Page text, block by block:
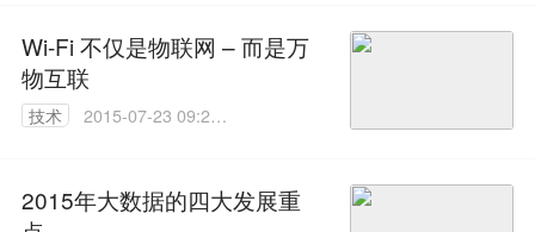
Wi-Fi 不仅是物联网 – 而是万
物互联
技术
2015-07-23 09:24:
2015年大数据的四大发展重